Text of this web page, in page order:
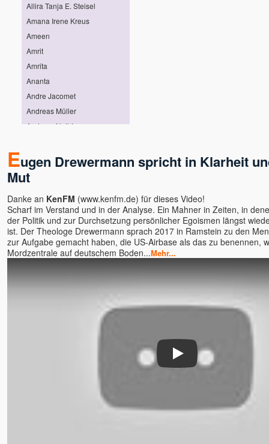
Allira Tanja E. Steisel
Amana Irene Kreus
Ameen
Amrit
Amrita
Ananta
Andre Jacomet
Andreas Müller
Andreas Nothing
Andreas Stötter
ANdy
Angaangaq
Angelika Winklhofer
Annette Kaiser
Anssi
Anushree
Arjuna
Eugen Drewermann spricht in Klarheit
Mut
Danke an KenFM (www.kenfm.de) für dieses Video!
Scharf im Verstand und in der Analyse. Ein Mahner in Zeiten, in
der Politik und zur Durchsetzung persönlicher Egoismen längst
ist. Der Theologe Drewermann sprach 2017 in Ramstein zu den
zur Aufgabe gemacht haben, die US-Airbase als das zu benennen,
Mordzentrale auf deutschem Boden...Mehr...
Play